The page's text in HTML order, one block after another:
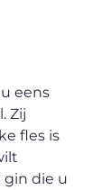
eens
Zij
fles is
gin die u